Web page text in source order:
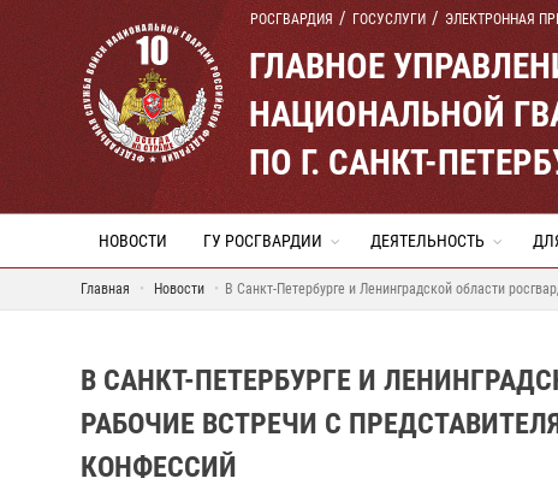
РОСГВАРДИЯ ГОСУСЛУГИ ЭЛЕКТРОННАЯ
ГЛАВНОЕ
НАЦИОНАЛЬНОЙ
ПО Г. САНКТ-
НОВОСТИ ГУ РОСГВАРДИИ ДЕЯТЕЛЬНОСТЬ
Главная Новости В Санкт-Петербурге и Ленинградской области
В САНКТ-ПЕТЕРБУРГЕ И
РАБОЧИЕ ВСТРЕЧИ С
КОНФЕССИЙ